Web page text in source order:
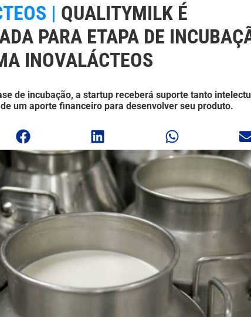
| QUALITYMILK É
PARA ETAPA DE
INOVALÁCTEOS
de incubação, a startup receberá suporte tanto
um aporte financeiro para desenvolver seu produto.